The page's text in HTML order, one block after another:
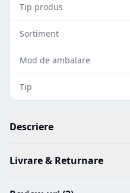
Tip produs
Sortiment
Mod de ambalare
Tip
Descriere
Livrare & Returnare